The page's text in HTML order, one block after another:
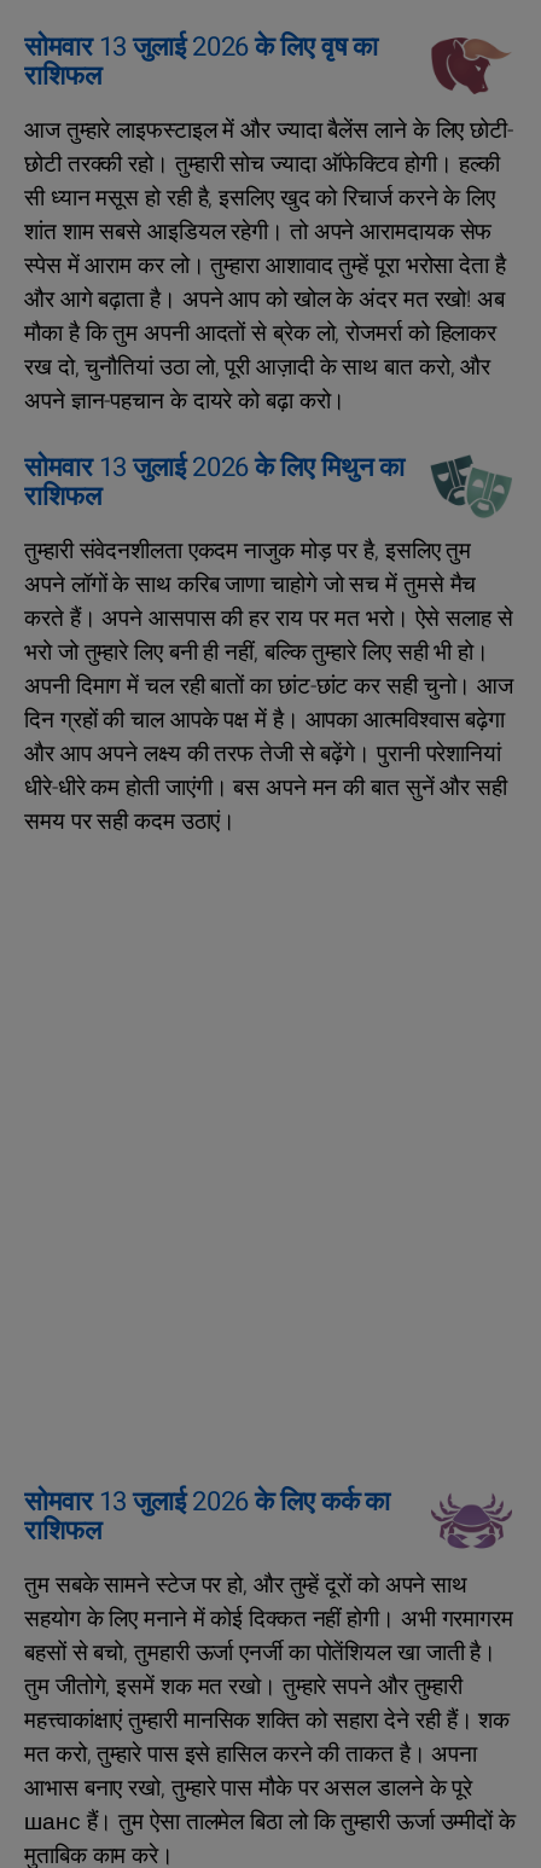
सोमवार 13 जुलाई 2026 के लिए वृष का
राशिफल
आज तुम्हारे लाइफस्टाइल में और ज्यादा बैलेंस लाने के लिए छोटी-
छोटी तरक्की रहो। तुम्हारी सोच ज्यादा ऑफेक्टिव होगी। हल्की
सी ध्यान मसूस हो रही है, इसलिए खुद को रिचार्ज करने के लिए
शांत शाम सबसे आइडियल रहेगी। तो अपने आरामदायक सेफ
स्पेस में आराम कर लो। तुम्हारा आशावाद तुम्हें पूरा भरोसा देता है
और आगे बढ़ाता है। अपने आप को खोल के अंदर मत रखो! अब
मौका है कि तुम अपनी आदतों से ब्रेक लो, रोजमर्रा को हिलाकर
रख दो, चुनौतियां उठा लो, पूरी आज़ादी के साथ बात करो, और
अपने ज्ञान-पहचान के दायरे को बढ़ा करो।
सोमवार 13 जुलाई 2026 के लिए मिथुन का
राशिफल
तुम्हारी संवेदनशीलता एकदम नाजुक मोड़ पर है, इसलिए तुम
अपने लॉगों के साथ करिब जाणा चाहोगे जो सच में तुमसे मैच
करते हैं। अपने आसपास की हर राय पर मत भरो। ऐसे सलाह से
भरो जो तुम्हारे लिए बनी ही नहीं, बल्कि तुम्हारे लिए सही भी हो।
अपनी दिमाग में चल रही बातों का छांट-छांट कर सही चुनो। आज
दिन ग्रहों की चाल आपके पक्ष में है। आपका आत्मविश्वास बढ़ेगा
और आप अपने लक्ष्य की तरफ तेजी से बढ़ेंगे। पुरानी परेशानियां
धीरे-धीरे कम होती जाएंगी। बस अपने मन की बात सुनें और सही
समय पर सही कदम उठाएं।
सोमवार 13 जुलाई 2026 के लिए कर्क का
राशिफल
तुम सबके सामने स्टेज पर हो, और तुम्हें दूरों को अपने साथ
सहयोग के लिए मनाने में कोई दिक्कत नहीं होगी। अभी गरमागरम
बहसों से बचो, तुमहारी ऊर्जा एनर्जी का पोतेंशियल खा जाती है।
तुम जीतोगे, इसमें शक मत रखो। तुम्हारे सपने और तुम्हारी
महत्त्वाकांक्षाएं तुम्हारी मानसि‍क शक्ति को सहारा देने रही हैं। शक
मत करो, तुम्‍हारे पास इसे हासिल करने की ताकत है। अपना
आभास बनाए रखो, तुम्‍हारे पास मौके पर असल डालने के पूरे
шанс हैं। तुम ऐसा तालमेल बिठा लो कि तुम्‍हारी ऊर्जा उम्‍मीदों के
मुताबिक काम करे।